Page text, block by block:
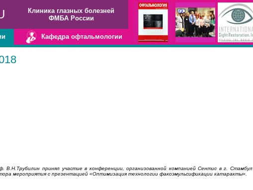
Клиника глазных болезней
ФМБА России
Кафедра офтальмологии
В.Н.Трубилин принял участие в конференции, организованной компанией Сентис в г. Стамбул
мероприятия с презентацией «Оптимизация технологии факоэмульсификации катаракты».